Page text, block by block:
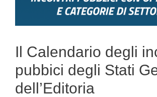
Il Calendario degli
pubbici degli Stati
dell’Editoria